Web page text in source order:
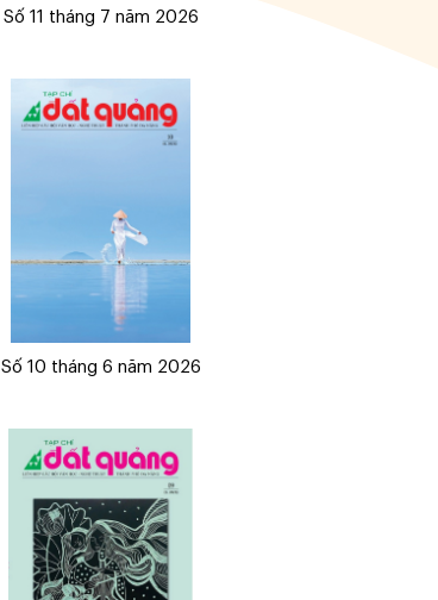
Số 11 tháng 7 năm 2026
Số 10 tháng 6 năm 2026